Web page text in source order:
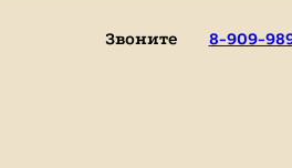
Звоните 8-909-